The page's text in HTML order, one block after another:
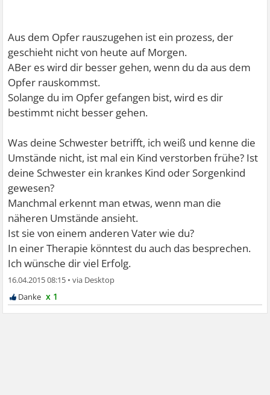
Aus dem Opfer rauszugehen ist ein prozess, der
geschieht nicht von heute auf Morgen.
ABer es wird dir besser gehen, wenn du da aus dem
Opfer rauskommst.
Solange du im Opfer gefangen bist, wird es dir
bestimmt nicht besser gehen.
Was deine Schwester betrifft, ich weiß und kenne die
Umstände nicht, ist mal ein Kind verstorben frühe? Ist
deine Schwester ein krankes Kind oder Sorgenkind
gewesen?
Manchmal erkennt man etwas, wenn man die
näheren Umstände ansieht.
Ist sie von einem anderen Vater wie du?
In einer Therapie könntest du auch das besprechen.
Ich wünsche dir viel Erfolg.
16.04.2015 08:15 •
x 1